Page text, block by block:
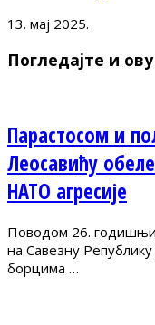
13. мај 2025.
Погледајте и
Парастосом и
Леосавићу
НАТО агресије
Поводом 26.
на Савезну
борцима …